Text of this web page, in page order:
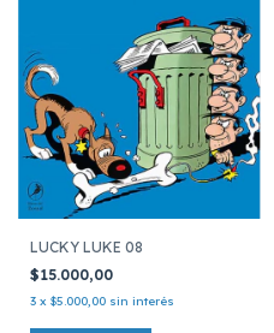
LUCKY LUKE 08
$15.000,00
3 x $5.000,00 sin interés